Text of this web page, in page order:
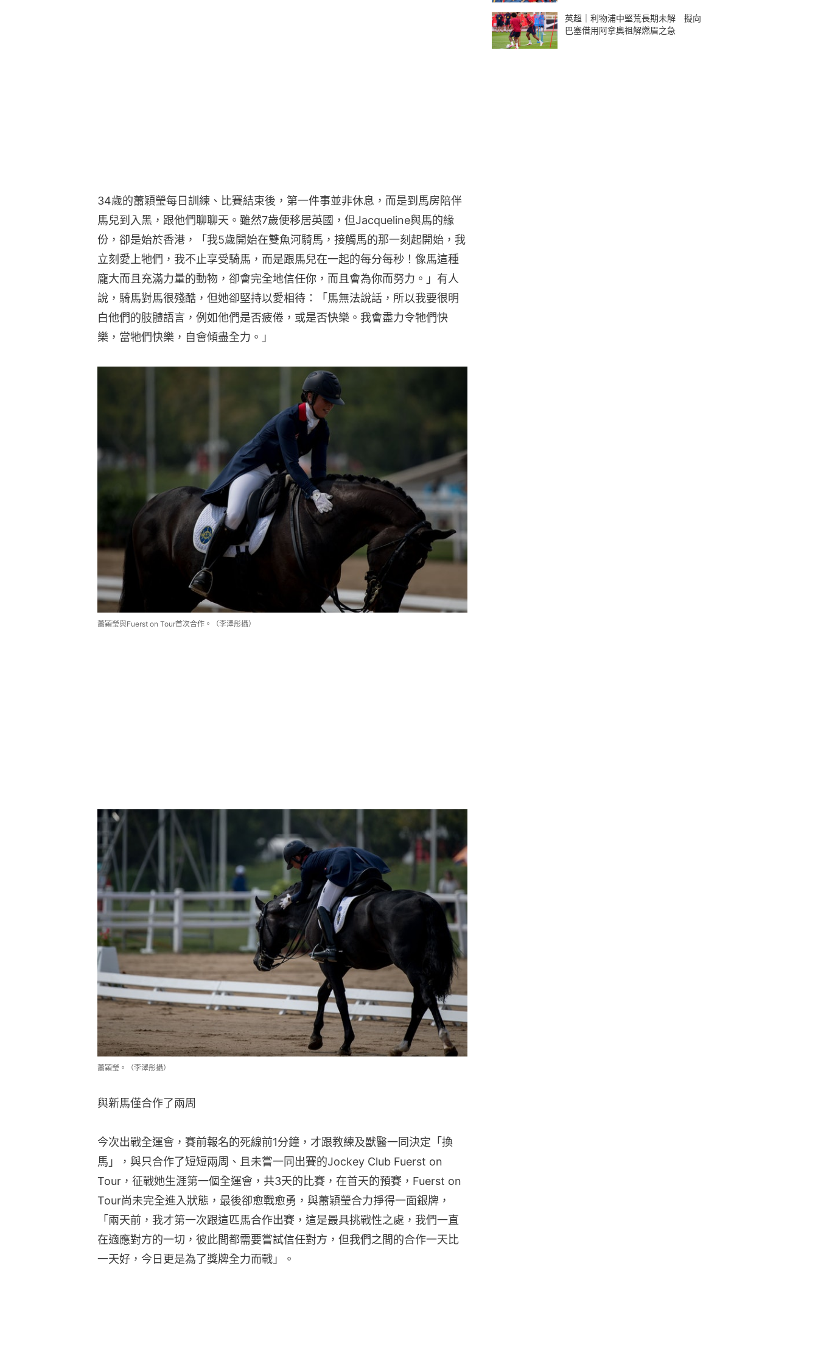
34歲的蕭穎瑩每日訓練、比賽結束後，第一件事並非休息，而是到馬房陪伴
馬兒到入黑，跟他們聊聊天。雖然7歲便移居英國，但Jacqueline與馬的緣
份，卻是始於香港，「我5歲開始在雙魚河騎馬，接觸馬的那一刻起開始，我
立刻愛上牠們，我不止享受騎馬，而是跟馬兒在一起的每分每秒！像馬這種
龐大而且充滿力量的動物，卻會完全地信任你，而且會為你而努力。」有人
說，騎馬對馬很殘酷，但她卻堅持以愛相待：「馬無法說話，所以我要很明
白他們的肢體語言，例如他們是否疲倦，或是否快樂。我會盡力令牠們快
樂，當牠們快樂，自會傾盡全力。」
蕭穎瑩與Fuerst on Tour首次合作。（李澤彤攝）
蕭穎瑩。（李澤彤攝）
與新馬僅合作了兩周
今次出戰全運會，賽前報名的死線前1分鐘，才跟教練及獸醫一同決定「換
馬」，與只合作了短短兩周、且未嘗一同出賽的Jockey Club Fuerst on
Tour，征戰她生涯第一個全運會，共3天的比賽，在首天的預賽，Fuerst on
Tour尚未完全進入狀態，最後卻愈戰愈勇，與蕭穎瑩合力掙得一面銀牌，
「兩天前，我才第一次跟這匹馬合作出賽，這是最具挑戰性之處，我們一直
在適應對方的一切，彼此間都需要嘗試信任對方，但我們之間的合作一天比
一天好，今日更是為了獎牌全力而戰」。
英超｜利物浦中堅荒長期未解 擬向
巴塞借用阿拿奧祖解燃眉之急